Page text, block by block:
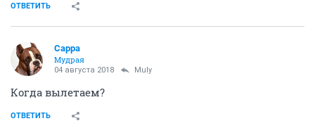
ОТВЕТИТЬ
Сарра
Мудрая
04 августа 2018 Muly
Когда вылетаем?
ОТВЕТИТЬ